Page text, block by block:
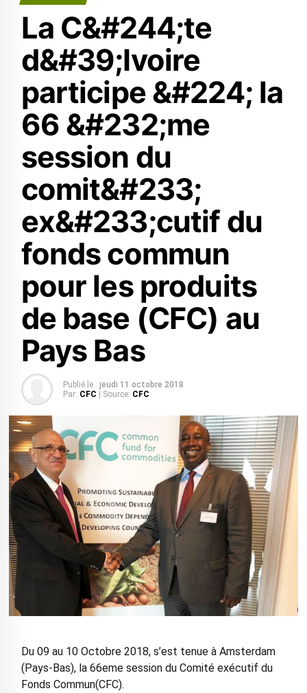
La C&#244;te
d&#39;Ivoire
participe &#224; la
66 &#232;me
session du
comit&#233;
ex&#233;cutif du
fonds commun
pour les produits
de base (CFC) au
Pays Bas
Publié le : jeudi 11 octobre 2018
Par: CFC | Source: CFC
Du 09 au 10 Octobre 2018, s’est tenue à Amsterdam
(Pays-Bas), la 66eme session du Comité exécutif du
Fonds Commun(CFC).